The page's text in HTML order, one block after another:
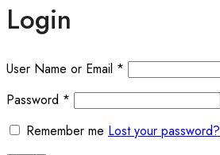
Login
User Name or Email *
Password *
Remember me Lost your password?